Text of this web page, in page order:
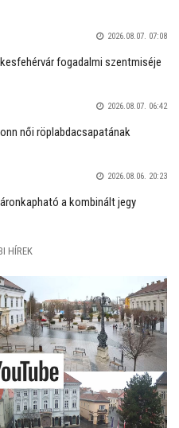
2026.08.07. 07:08
fogadalmi szentmiséje
2026.08.07. 06:42
női röplabdacsapatának
2026.08.06. 20:23
a kombinált jegy
HÍREK